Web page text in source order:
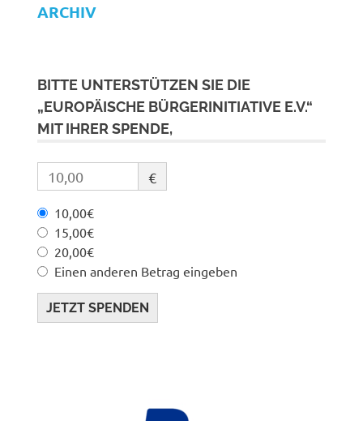
ARCHIV
BITTE UNTERSTÜTZEN SIE DIE
„EUROPÄISCHE BÜRGERINITIATIVE E.V.“
MIT IHRER SPENDE,
€
10,00€
15,00€
20,00€
Einen anderen Betrag eingeben
JETZT SPENDEN